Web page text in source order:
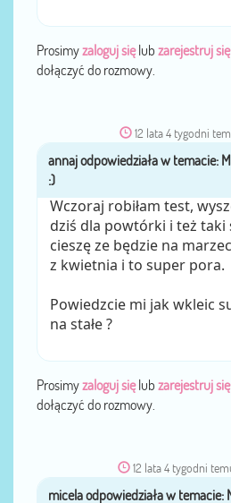
Prosimyzaloguj sięlub zarejestruj
dołączyć do rozmowy.
12 lata 4 tygodni
przez
Wczoraj robiłam test,
dziś dla powtórki i też taki
cieszę ze będzie na
z kwietnia i to super pora.
Powiedzcie mi jak wkleic
na stałe ?
Prosimyzaloguj sięlub zarejestruj
dołączyć do rozmowy.
12 lata 4 tygodni
przez